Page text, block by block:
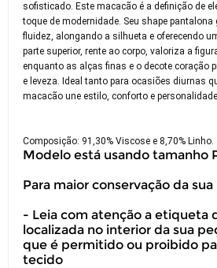
sofisticado. Este macacão é a definição de
toque de modernidade. Seu shape
fluidez, alongando a silhueta e oferecendo
parte superior, rente ao corpo, valoriza a
enquanto as alças finas e o decote coração
e leveza. Ideal tanto para ocasiões diurnas
macacão une estilo, conforto e
Composição: 91,30% Viscose e 8,70% Linho.
Modelo está usando tamanho
Para maior conservação da sua
- Leia com atenção a etiqueta
localizada no interior da sua
que é permitido ou proibido
tecido